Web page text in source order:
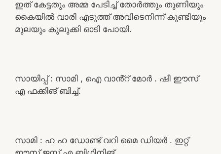
ഇത് കേട്ടതും അമ്മ പേടിച്ച് തോർത്തും തുണിയും
കൈയിൽ വാരി എടുത്ത് അവിടെനിന്ന് കുണ്ടിയും
മുലയും കുലുക്കി ഓടി പോയി.
സായിപ്പ് : സാമി , ഐ വാൻ്റ് മോർ . ഷീ ഈസ്
എ ഫക്കിങ് ബിച്ച്.
സാമി : ഹ ഹ ഡോണ്ട് വറി മൈ ഡിയർ . ഇറ്റ്